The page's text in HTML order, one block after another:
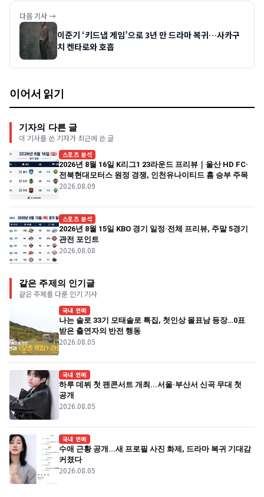
다음 기사 →
이준기 ‘키드냅 게임’으로 3년 만 드라마 복귀…사카구
치 켄타로와 호흡
이어서 읽기
기자의 다른 글
이 기사를 쓴 기자가 최근에 쓴 글
스포츠 분석
2026년 8월 16일 K리그1 23라운드 프리뷰｜울산 HD FC·
전북현대모터스 원정 경쟁, 인천유나이티드 홈 승부 주목
2026.08.09
스포츠 분석
2026년 8월 15일 KBO 경기 일정·전체 프리뷰, 주말 5경기
관전 포인트
2026.08.08
같은 주제의 인기글
같은 주제를 다룬 인기 기사
국내 연예
나는 솔로 33기 모태솔로 특집, 첫인상 몰표남 등장…0표
받은 출연자의 반전 행동
2026.08.05
국내 연예
하루 데뷔 첫 팬콘서트 개최...서울·부산서 신곡 무대 첫
공개
2026.08.05
국내 연예
수애 근황 공개...새 프로필 사진 화제, 드라마 복귀 기대감
커졌다
2026.08.05